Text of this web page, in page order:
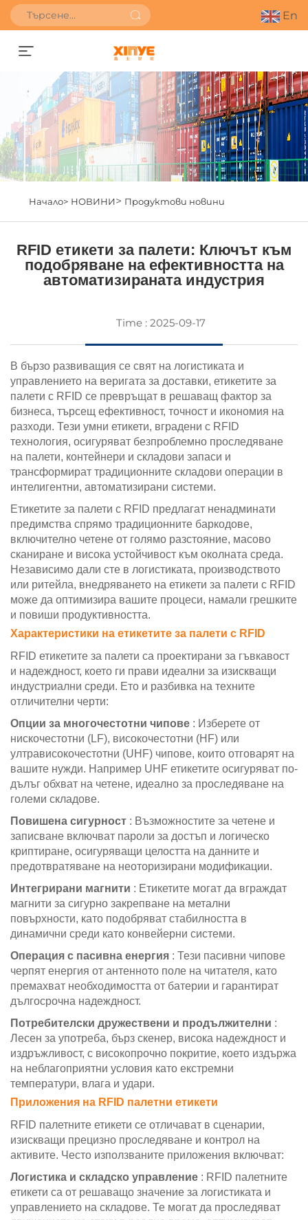
En
Получете оферта
Начало> НОВИНИ> Продуктови новини
RFID етикети за палети: Ключът към
подобряване на ефективността на
автоматизираната индустрия
Time : 2025-09-17
В бързо развиващия се свят на логистиката и
управлението на веригата за доставки, етикетите за
палети с RFID се превръщат в решаващ фактор за
бизнеса, търсещ ефективност, точност и икономия на
разходи. Тези умни етикети, вградени с RFID
технология, осигуряват безпроблемно проследяване
на палети, контейнери и складови запаси и
трансформират традиционните складови операции в
интелигентни, автоматизирани системи.
Етикетите за палети с RFID предлагат ненадминати
предимства спрямо традиционните баркодове,
включително четене от голямо разстояние, масово
сканиране и висока устойчивост към околната среда.
Независимо дали сте в логистиката, производството
или ритейла, внедряването на етикети за палети с RFID
може да оптимизира вашите процеси, намали грешките
и повиши продуктивността.
Характеристики на етикетите за палети с RFID
RFID етикетите за палети са проектирани за гъвкавост
и надеждност, което ги прави идеални за изискващи
индустриални среди. Ето и разбивка на техните
отличителни черти:
Опции за многочестотни чипове : Изберете от
нискочестотни (LF), високочестотни (HF) или
ултрависокочестотни (UHF) чипове, които отговарят на
вашите нужди. Например UHF етикетите осигуряват по-
дълъг обхват на четене, идеално за проследяване на
големи складове.
Повишена сигурност : Възможностите за четене и
записване включват пароли за достъп и логическо
криптиране, осигуряващи целостта на данните и
предотвратяване на неоторизирани модификации.
Интегрирани магнити : Етикетите могат да вграждат
магнити за сигурно закрепване на метални
повърхности, като подобряват стабилността в
динамични среди като конвейерни системи.
Операция с пасивна енергия : Тези пасивни чипове
черпят енергия от антенното поле на читателя, като
премахват необходимостта от батерии и гарантират
дългосрочна надеждност.
Потребителски дружествени и продължителни :
Лесен за употреба, бърз скенер, висока надеждност и
издръжливост, с високопрочно покритие, което издържа
на неблагоприятни условия като екстремни
температури, влага и удари.
Приложения на RFID палетни етикети
RFID палетните етикети се отличават в сценарии,
изискващи прецизно проследяване и контрол на
активите. Често използваните приложения включват:
Логистика и складско управление : RFID палетните
етикети са от решаващо значение за логистиката и
управлението на складове. Те могат да проследяват